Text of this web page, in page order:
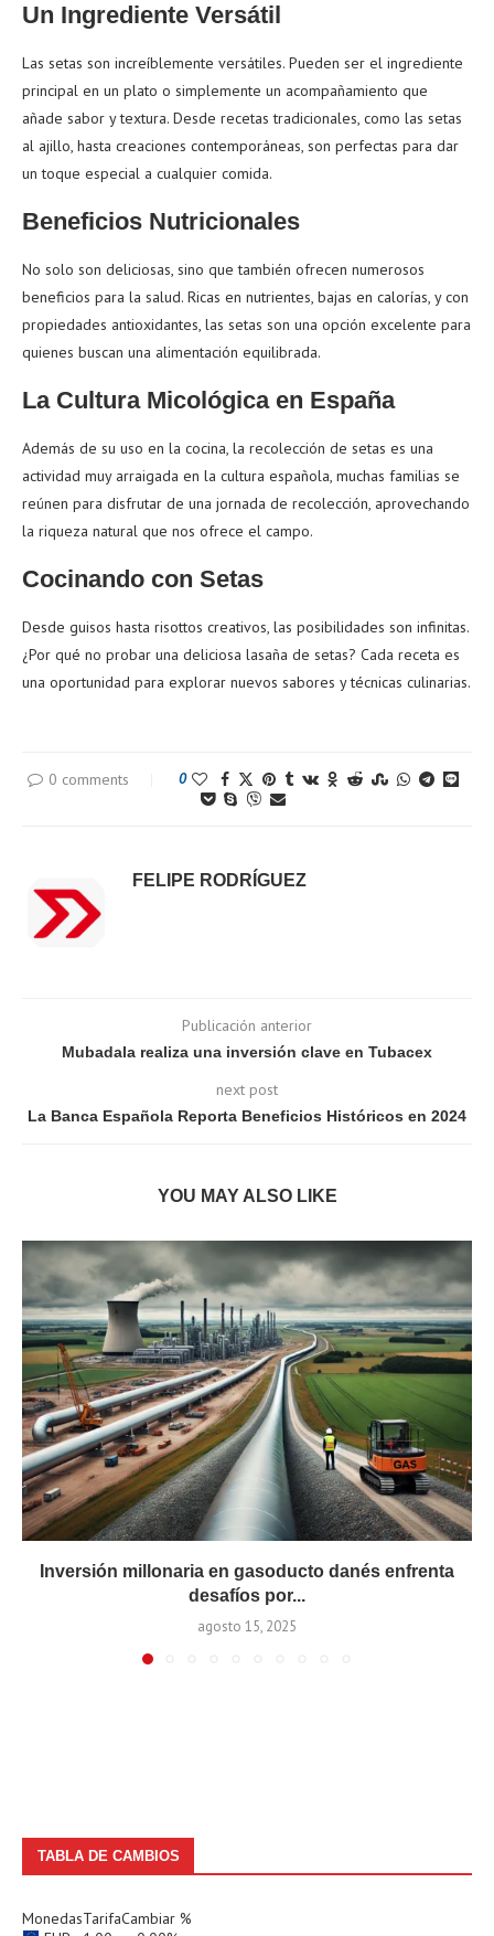
Un Ingrediente Versátil
Las setas son increíblemente versátiles. Pueden ser el ingrediente
principal en un plato o simplemente un acompañamiento que
añade sabor y textura. Desde recetas tradicionales, como las setas
al ajillo, hasta creaciones contemporáneas, son perfectas para dar
un toque especial a cualquier comida.
Beneficios Nutricionales
No solo son deliciosas, sino que también ofrecen numerosos
beneficios para la salud. Ricas en nutrientes, bajas en calorías, y con
propiedades antioxidantes, las setas son una opción excelente para
quienes buscan una alimentación equilibrada.
La Cultura Micológica en España
Además de su uso en la cocina, la recolección de setas es una
actividad muy arraigada en la cultura española, muchas familias se
reúnen para disfrutar de una jornada de recolección, aprovechando
la riqueza natural que nos ofrece el campo.
Cocinando con Setas
Desde guisos hasta risottos creativos, las posibilidades son infinitas.
¿Por qué no probar una deliciosa lasaña de setas? Cada receta es
una oportunidad para explorar nuevos sabores y técnicas culinarias.
0 comments 0
FELIPE RODRÍGUEZ
Publicación anterior
Mubadala realiza una inversión clave en Tubacex
next post
La Banca Española Reporta Beneficios Históricos en 2024
YOU MAY ALSO LIKE
Inversión millonaria en gasoducto danés enfrenta
desafíos por...
agosto 15, 2025
TABLA DE CAMBIOS
MonedasTarifaCambiar %